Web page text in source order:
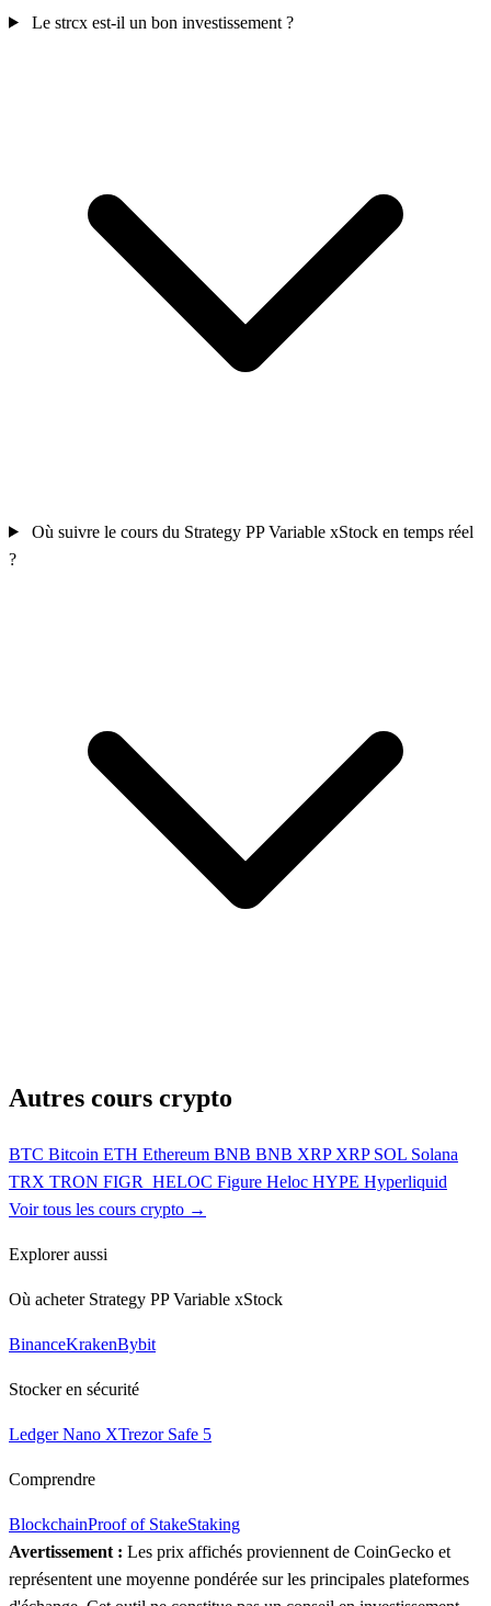
Le strcx est-il un bon investissement ?
Où suivre le cours du Strategy PP Variable xStock en temps réel
?
Autres cours crypto
BTC Bitcoin ETH Ethereum BNB BNB XRP XRP SOL Solana
TRX TRON FIGR_HELOC Figure Heloc HYPE Hyperliquid
Voir tous les cours crypto →
Explorer aussi
Où acheter Strategy PP Variable xStock
BinanceKrakenBybit
Stocker en sécurité
Ledger Nano XTrezor Safe 5
Comprendre
BlockchainProof of StakeStaking
Avertissement : Les prix affichés proviennent de CoinGecko et
représentent une moyenne pondérée sur les principales plateformes